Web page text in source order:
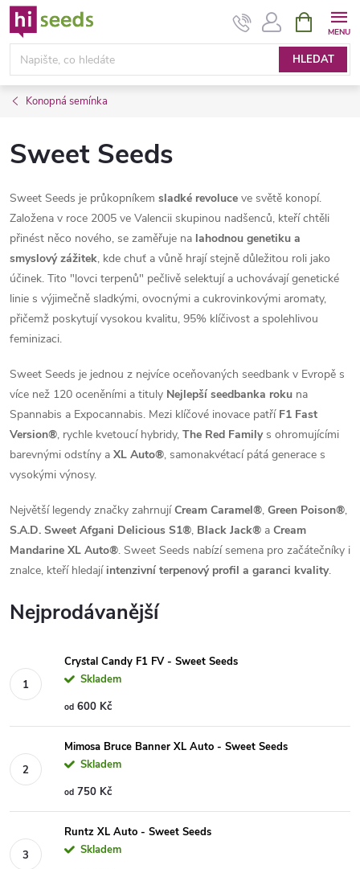
Přejít
na
obsah
HLEDAT
NÁKUPNÍ
KOŠÍK
Konopná semínka
Sweet Seeds
Sweet Seeds je průkopníkem sladké revoluce ve světě konopí.
Založena v roce 2005 ve Valencii skupinou nadšenců, kteří chtěli
přinést něco nového, se zaměřuje na lahodnou genetiku a
smyslový zážitek, kde chuť a vůně hrají stejně důležitou roli jako
účinek. Tito "lovci terpenů" pečlivě selektují a uchovávají genetické
linie s výjimečně sladkými, ovocnými a cukrovinkovými aromaty,
přičemž poskytují vysokou kvalitu, 95% klíčivost a spolehlivou
feminizaci.
Sweet Seeds je jednou z nejvíce oceňovaných seedbank v Evropě s
více než 120 oceněními a tituly Nejlepší seedbanka roku na
Spannabis a Expocannabis. Mezi klíčové inovace patří F1 Fast
Version®, rychle kvetoucí hybridy, The Red Familys ohromujícími
barevnými odstíny a XL Auto®, samonakvétací pátá generace s
vysokými výnosy.
Největší legendy značky zahrnujíCream Caramel®, Green Poison®,
S.A.D. Sweet Afgani Delicious S1®, Black Jack® a Cream
Mandarine XL Auto®. Sweet Seeds nabízí semena pro začátečníky i
znalce, kteří hledajíintenzivní terpenový profil a garanci kvality.
Nejprodávanější
Crystal Candy F1 FV - Sweet Seeds
Skladem
od 600 Kč
Mimosa Bruce Banner XL Auto - Sweet Seeds
Skladem
od 750 Kč
Runtz XL Auto - Sweet Seeds
Skladem